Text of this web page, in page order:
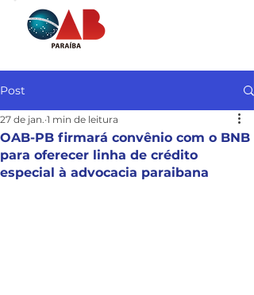
Post
OAB-PB firmará convênio com o BNB
para oferecer linha de crédito
especial à advocacia paraibana
27 de jan. 1 min de leitura